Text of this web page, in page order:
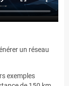
un réseau
exemples